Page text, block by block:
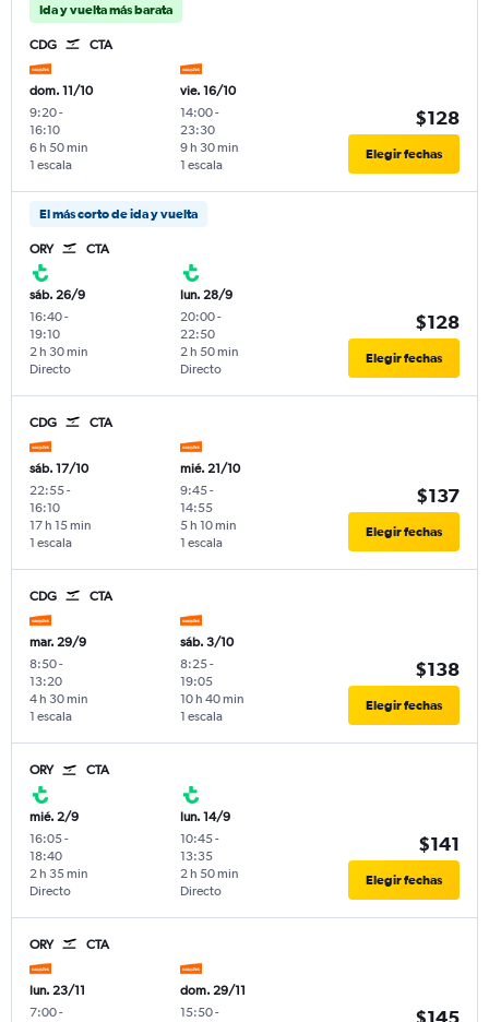
Ida y vuelta más barata
CDG CTA
dom. 11/10
9:20-
16:10
1 escala
6 h 50 min
vie. 16/10
14:00-
23:30
1 escala
9 h 30 min
$128
Elegir fechas
El más corto de ida y vuelta
ORY CTA
sáb. 26/9
16:40-
19:10
Directo
2 h 30 min
lun. 28/9
20:00-
22:50
Directo
2 h 50 min
$128
Elegir fechas
CDG CTA
sáb. 17/10
22:55-
16:10
1 escala
17 h 15 min
mié. 21/10
9:45-
14:55
1 escala
5 h 10 min
$137
Elegir fechas
CDG CTA
mar. 29/9
8:50-
13:20
1 escala
4 h 30 min
sáb. 3/10
8:25-
19:05
1 escala
10 h 40 min
$138
Elegir fechas
ORY CTA
mié. 2/9
16:05-
18:40
Directo
2 h 35 min
lun. 14/9
10:45-
13:35
Directo
2 h 50 min
$141
Elegir fechas
ORY CTA
lun. 23/11
7:00-
dom. 29/11
15:50-
$145